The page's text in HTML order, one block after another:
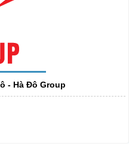
- Hà Đô Group